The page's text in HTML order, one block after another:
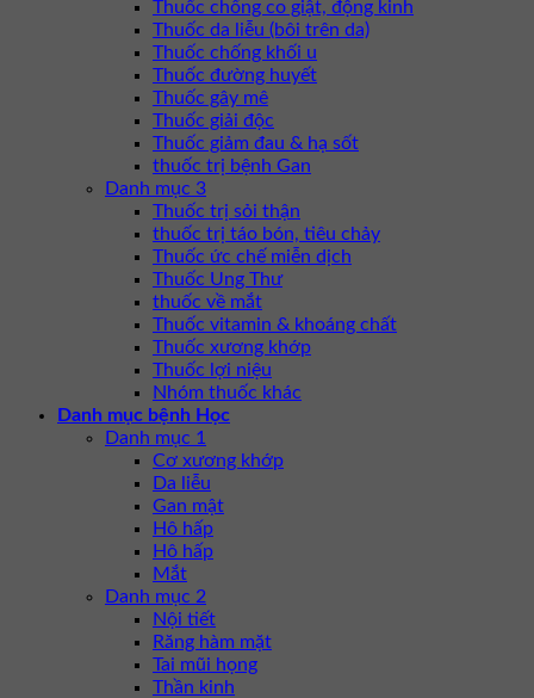
Thuốc chống co giật, động kinh
Thuốc da liễu (bôi trên da)
Thuốc chống khối u
Thuốc đường huyết
Thuốc gây mê
Thuốc giải độc
Thuốc giảm đau & hạ sốt
thuốc trị bệnh Gan
Danh mục 3
Thuốc trị sỏi thận
thuốc trị táo bón, tiêu chảy
Thuốc ức chế miễn dịch
Thuốc Ung Thư
thuốc về mắt
Thuốc vitamin & khoáng chất
Thuốc xương khớp
Thuốc lợi niệu
Nhóm thuốc khác
Danh mục bệnh Học
Danh mục 1
Cơ xương khớp
Da liễu
Gan mật
Hô hấp
Hô hấp
Mắt
Danh mục 2
Nội tiết
Răng hàm mặt
Tai mũi họng
Thần kinh